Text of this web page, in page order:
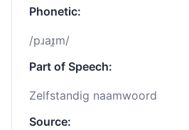
Phonetic:
/pɹaɪ̯m/
Part of Speech:
Zelfstandig naamwoord
Source: